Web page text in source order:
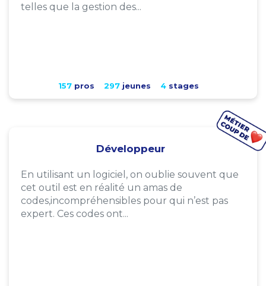
telles que la gestion des...
157pros 297jeunes 4stages
Développeur
En utilisant un logiciel, on oublie souvent que
cet outil est en réalité un amas de
codes,incompréhensibles pour qui n’est pas
expert. Ces codes ont...